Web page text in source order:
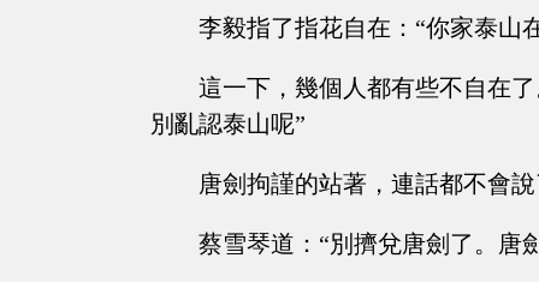
李毅指了指花自在：“你家泰山
這一下，幾個人都有些不自在
別亂認泰山呢”
唐劍拘謹的站著，連話都不會
蔡雪琴道：“別擠兌唐劍了。唐